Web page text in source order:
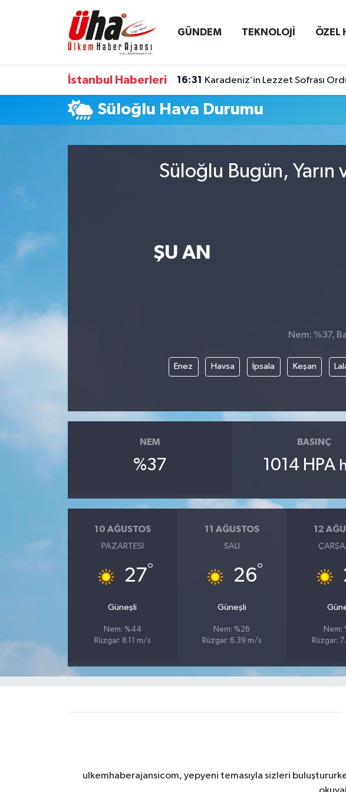
GÜNDEM TEKNOLOJİ ÖZEL
İstanbul Haberleri 16:31 Karadeniz’in Lezzet Sofrası
Süloğlu Hava Durumu
Süloğlu Bugün, Yarın
ŞU AN
Nem: %37,
Enez Havsa İpsala Keşan
NEM
%37
BASINÇ
1014 HPA
10 AĞUSTOS
PAZARTESI
27°
Güneşli
Nem: %44
Rüzgar: 8.11 m/s
11 AĞUSTOS
SALI
26°
Güneşli
Nem: %26
Rüzgar: 6.39 m/s
12
Nem:
Rüzgar:
ulkemhaberajansicom, yepyeni temasıyla sizleri
İstanbul Nöbetçi Eczaneler
İstanbul Hava Durumu
İstanbul Namaz Vakitleri
Süper Lig Puan Durumu ve Fikstür